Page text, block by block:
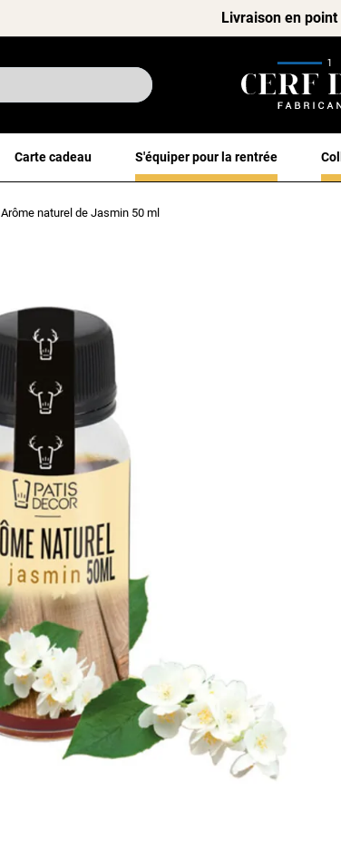
Livraison en
Carte cadeau S'équiper pour la rentrée
Arôme naturel de Jasmin 50 ml